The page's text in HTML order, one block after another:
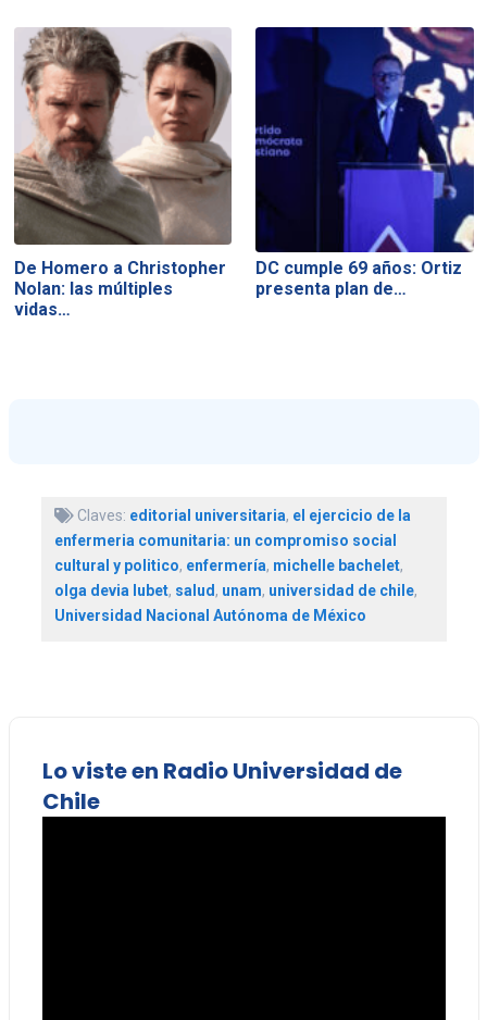
De Homero a Christopher
Nolan: las múltiples
vidas…
DC cumple 69 años: Ortiz
presenta plan de…
Claves: editorial universitaria, el ejercicio de la
enfermeria comunitaria: un compromiso social
cultural y politico, enfermería, michelle bachelet,
olga devia lubet, salud , unam, universidad de chile,
Universidad Nacional Autónoma de México
Lo viste en Radio Universidad de
Chile